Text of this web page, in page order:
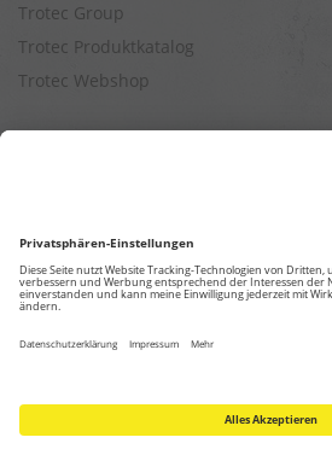
Trotec Group
Trotec Produktkatalog
Trotec Webshop
Entfeuchtungsleistung berechnen
Kapazitätsberechnung für Luftreiniger
Klimatisierungsleistung berechnen
Ventilationsleistung berechnen